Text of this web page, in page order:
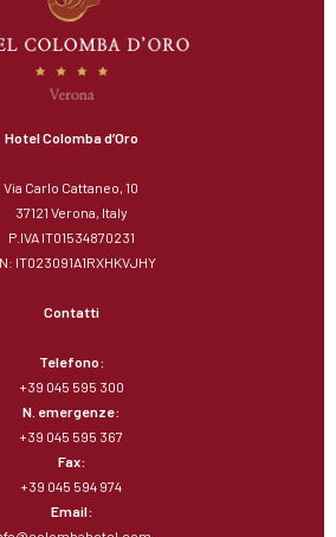
Hotel Colomba d’Oro
Via Carlo Cattaneo, 10
37121 Verona, Italy
P.IVA IT01534870231
IT023091A1RXHKVJHY
Contatti
Telefono:
+39 045 595 300
N. emergenze:
+39 045 595 367
Fax:
+39 045 594 974
Email: